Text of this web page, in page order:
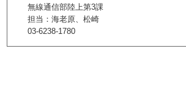
無線通信部陸上第3課
担当：海老原、松崎
03-6238-1780